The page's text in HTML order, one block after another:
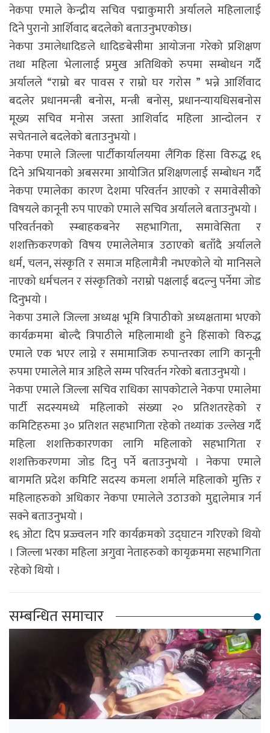
नेकपा एमाले केन्द्रीय सचिव पद्माकुमारी अर्यालले महिलालाई
दिने पुरानो आर्शिवाद बदलेको बताउनुभएकोछ।
नेकपा उमालेधादिङले धादिङबेसीमा आयोजना गरेको प्रशिक्षण
तथा महिला भेलालाई प्रमुख अतिथिको रुपमा सम्बोधन गर्दै
अर्यालले “राम्रो बर पावस र राम्रो घर गरोस ” भन्ने आर्शिवाद
बदलेर प्रधानमन्त्री बनोस, मन्त्री बनोस्, प्रधानन्यायधिसबनोस
मूख्य सचिव मनोस जस्ता आशिर्वाद महिला आन्दोलन र
सचेतनाले बदलेको बताउनुभयो ।
नेकपा एमाले जिल्ला पार्टीकार्यालयमा लैंगिक हिंसा विरुद्ध १६
दिने अभियानको अबसरमा आयोजित प्रशिक्षणलाई सम्बोधन गर्दै
नेकपा एमालेका कारण देशमा परिवर्तन आएको र समावेसीको
विषयले कानूनी रुप पाएको एमाले सचिव अर्यालले बताउनुभयो ।
परिवर्तनको स्म्बाहकबनेर सहभागिता, समावेसिता र
शशक्तिकरणको विषय एमालेलेमात्र उठाएको बताँदै अर्यालले
धर्म, चलन, संस्कृति र समाज महिलामैत्री नभएकोले यो मानिसले
नाएको धर्मचलन र संस्कृतिको नराम्रो पक्षलाई बदल्नु पर्नेमा जोड
दिनुभयो ।
नेकपा उमाले जिल्ला अध्यक्ष भूमि त्रिपाठीको अध्यक्षतामा भएको
कार्यक्रममा बोल्दै त्रिपाठीले महिलामाथी हुने हिंसाको विरुद्ध
एमाले एक भएर लाग्ने र समामाजिक रुपान्तरका लागि कानूनी
रुपमा एमालेले मात्र अहिले सम्म परिवर्तन गरेको बताउनुभयो ।
नेकपा एमाले जिल्ला सचिव राधिका सापकोटाले नेकपा एमालेमा
पार्टी सदस्यमध्ये महिलाको संख्या २० प्रतिशतरहेको र
कमिटिहरुमा ३० प्रतिशत सहभागिता रहेको तथ्यांक उल्लेख गर्दै
महिला शशक्तिकारणका लागि महिलाको सहभागिता र
शशक्तिकरणमा जोड दिनु पर्ने बताउनुभयो । नेकपा एमाले
बागमति प्रदेश कमिटि सदस्य कमला शर्माले महिलाको मुक्ति र
महिलाहरुको अधिकार नेकपा एमालेले उठाउको मुद्दालेमात्र गर्न
सक्ने बताउनुभयो ।
१६ ओटा दिप प्रज्ज्वलन गरि कार्यक्रमको उद्घाटन गरिएको थियो
। जिल्ला भरका महिला अगुवा नेताहरुको कायृक्रममा सहभागिता
रहेको थियो ।
सम्बन्धित समाचार